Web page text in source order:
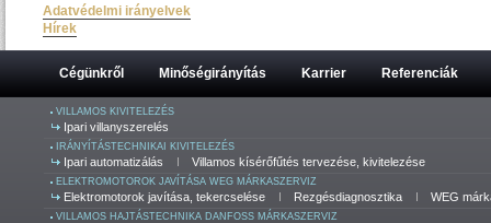
Adatvédelmi irányelvek
Hírek
Cégünkről Minőségirányítás Karrier Referenciák
VILLAMOS KIVITELEZÉS
Ipari villanyszerelés
IRÁNYÍTÁSTECHNIKAI KIVITELEZÉS
Ipari automatizálás Villamos kísérőfűtés tervezése, kivitelezése
ELEKTROMOTOROK JAVÍTÁSA WEG MÁRKASZERVIZ
Elektromotorok javítása, tekercselése Rezgésdiagnosztika WEG
VILLAMOS HAJTÁSTECHNIKA DANFOSS MÁRKASZERVIZ